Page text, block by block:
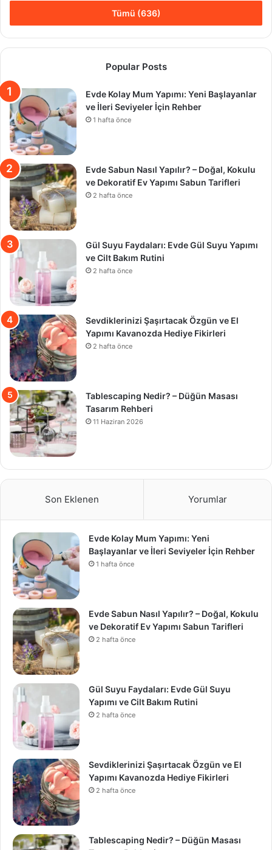
Tümü (636)
Popular Posts
Evde Kolay Mum Yapımı: Yeni Başlayanlar
ve İleri Seviyeler İçin Rehber
1 hafta önce
Evde Sabun Nasıl Yapılır? – Doğal, Kokulu
ve Dekoratif Ev Yapımı Sabun Tarifleri
2 hafta önce
Gül Suyu Faydaları: Evde Gül Suyu Yapımı
ve Cilt Bakım Rutini
2 hafta önce
Sevdiklerinizi Şaşırtacak Özgün ve El
Yapımı Kavanozda Hediye Fikirleri
2 hafta önce
Tablescaping Nedir? – Düğün Masası
Tasarım Rehberi
11 Haziran 2026
Son Eklenen Yorumlar
Evde Kolay Mum Yapımı: Yeni
Başlayanlar ve İleri Seviyeler İçin Rehber
1 hafta önce
Evde Sabun Nasıl Yapılır? – Doğal, Kokulu
ve Dekoratif Ev Yapımı Sabun Tarifleri
2 hafta önce
Gül Suyu Faydaları: Evde Gül Suyu
Yapımı ve Cilt Bakım Rutini
2 hafta önce
Sevdiklerinizi Şaşırtacak Özgün ve El
Yapımı Kavanozda Hediye Fikirleri
2 hafta önce
Tablescaping Nedir? – Düğün Masası